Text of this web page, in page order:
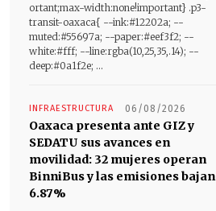
ortant;max-width:none!important} .p3-
transit-oaxaca{ --ink:#12202a; --
muted:#55697a; --paper:#eef3f2; --
white:#fff; --line:rgba(10,25,35,.14); --
deep:#0a1f2e; ...
INFRAESTRUCTURA 06/08/2026
Oaxaca presenta ante GIZ y
SEDATU sus avances en
movilidad: 32 mujeres operan
BinniBus y las emisiones bajan
6.87%